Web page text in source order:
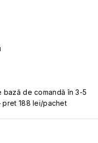
de comandă în 3-5
pret 188 lei/pachet